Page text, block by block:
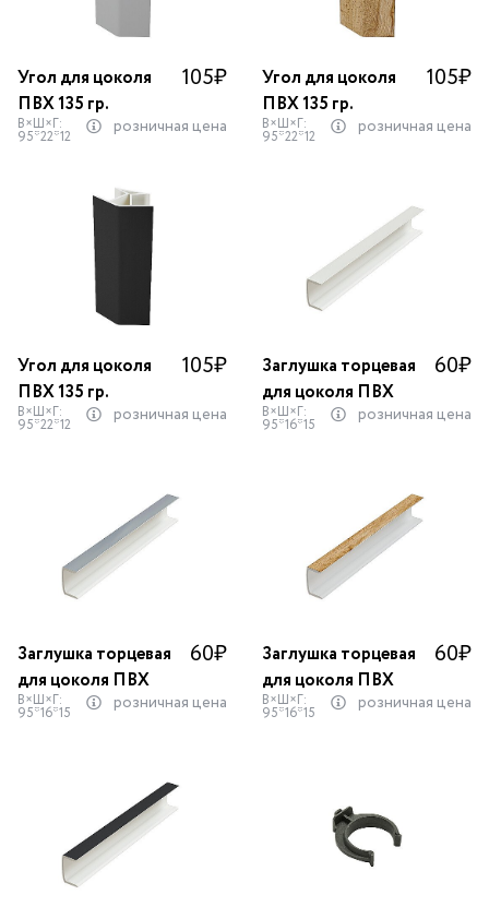
Угол для цоколя
ПВХ 135 гр.
105₽
В×Ш×Г:
95*22*12 розничная цена
Угол для цоколя
ПВХ 135 гр.
105₽
В×Ш×Г:
95*22*12 розничная цена
Угол для цоколя
ПВХ 135 гр.
105₽
В×Ш×Г:
95*22*12 розничная цена
Заглушка торцевая
для цоколя ПВХ
60₽
В×Ш×Г:
95*16*15 розничная цена
Заглушка торцевая
для цоколя ПВХ
60₽
В×Ш×Г:
95*16*15 розничная цена
Заглушка торцевая
для цоколя ПВХ
60₽
В×Ш×Г:
95*16*15 розничная цена